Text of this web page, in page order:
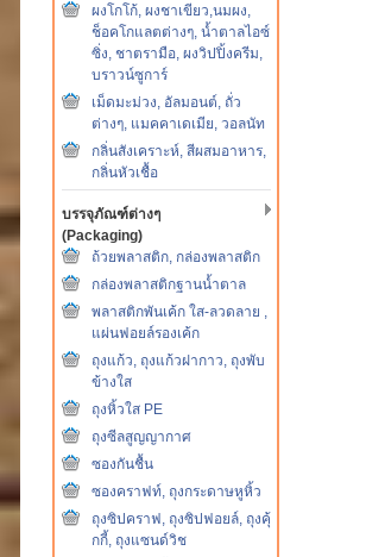
ผงโกโก้, ผงชาเขียว,นมผง,
ช็อคโกแลตต่างๆ, น้ำตาลไอซ์
ซิ่ง, ชาตรามือ, ผงวิปปิ้งครีม,
บราวน์ซูการ์
เม็ดมะม่วง, อัลมอนต์, ถั่ว
ต่างๆ, แมคคาเดเมีย, วอลนัท
กลิ่นสังเคราะห์, สีผสมอาหาร,
กลิ่นหัวเชื้อ
บรรจุภัณฑ์ต่างๆ
(Packaging)
ถ้วยพลาสติก, กล่องพลาสติก
กล่องพลาสติกฐานน้ำตาล
พลาสติกพันเค้ก ใส-ลวดลาย ,
แผ่นฟอยล์รองเค้ก
ถุงแก้ว, ถุงแก้วฝากาว, ถุงพับ
ข้างใส
ถุงหิ้วใส PE
ถุงซีลสูญญากาศ
ซองกันชื้น
ซองคราฟท์, ถุงกระดาษหูหิ้ว
ถุงซิปคราฟ, ถุงซิปฟอยล์, ถุงคุ้
กกี้, ถุงแซนด์วิช